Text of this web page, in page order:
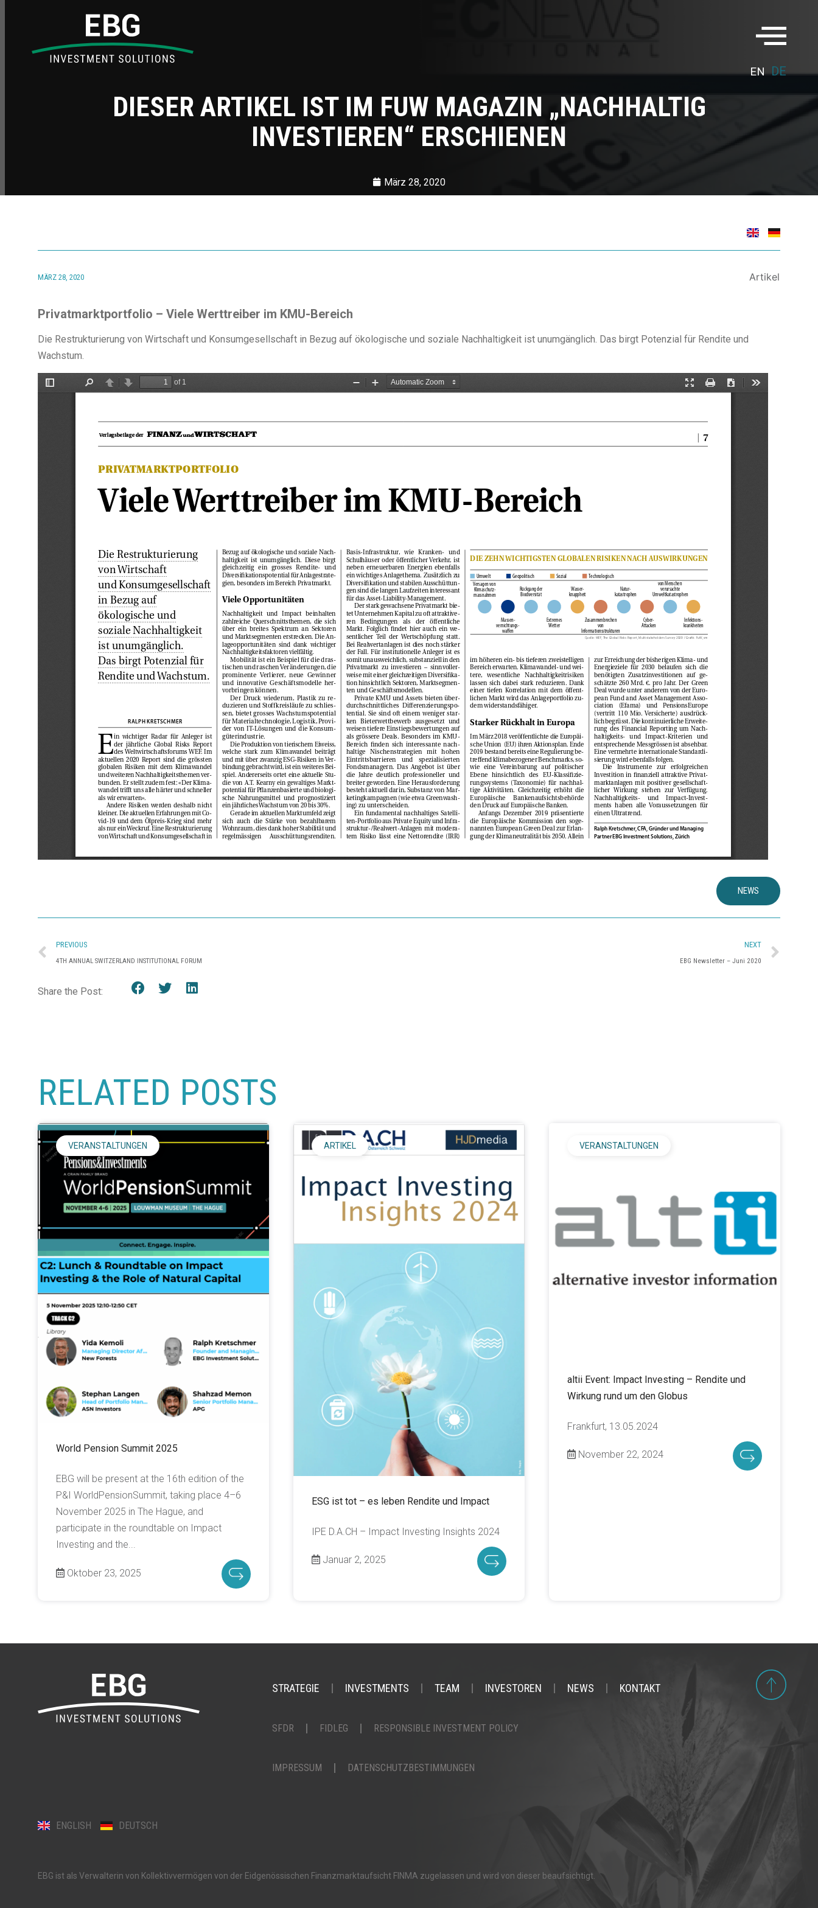
EN DE
DIESER ARTIKEL IST IM FUW MAGAZIN „NACHHALTIG
INVESTIEREN“ ERSCHIENEN
März 28, 2020
MÄRZ 28, 2020 Artikel
Privatmarktportfolio – Viele Werttreiber im KMU-Bereich
Die Restrukturierung von Wirtschaft und Konsumgesellschaft in Bezug auf ökologische und soziale Nachhaltigkeit ist unumgänglich. Das birgt Potenzial für Rendite und
Wachstum.
NEWS
PREVIOUS
4TH ANNUAL SWITZERLAND INSTITUTIONAL FORUM
NEXT
EBG Newsletter – Juni 2020
Share the Post:
RELATED POSTS
World Pension Summit 2025
Oktober 23, 2025
EBG will be present at the 16th edition of the
P&I WorldPensionSummit, taking place 4–6
November 2025 in The Hague, and
participate in the roundtable on Impact
Investing and the...
VERANSTALTUNGEN
ESG ist tot – es leben Rendite und Impact
Januar 2, 2025
IPE D.A.CH – Impact Investing Insights 2024
ARTIKEL
altii Event: Impact Investing – Rendite und
Wirkung rund um den Globus
November 22, 2024
Frankfurt, 13.05.2024
VERANSTALTUNGEN
STRATEGIE INVESTMENTS TEAM INVESTOREN NEWS KONTAKT
SFDR FIDLEG RESPONSIBLE INVESTMENT POLICY
IMPRESSUM DATENSCHUTZBESTIMMUNGEN
ENGLISH DEUTSCH
EBG ist als Verwalterin von Kollektivvermögen von der Eidgenössischen Finanzmarktaufsicht FINMA zugelassen und wird von dieser beaufsichtigt.